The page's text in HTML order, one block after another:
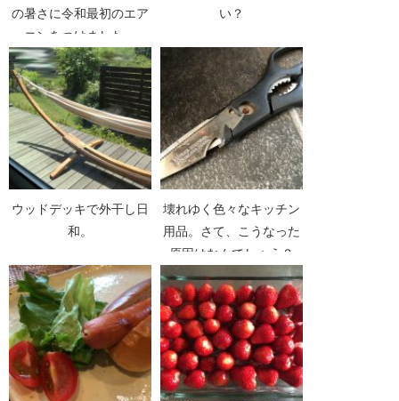
の暑さに令和最初のエア
コンをつけました。
い？
ウッドデッキで外干し日
和。
壊れゆく色々なキッチン
用品。さて、こうなった
原因はなんでしょう？